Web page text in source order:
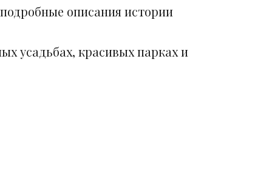
описания истории
усадьбах, красивых парках и